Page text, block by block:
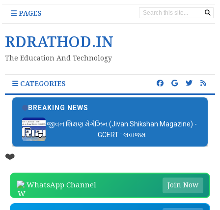
PAGES
RDRATHOD.IN
The Education And Technology
CATEGORIES
BREAKING NEWS
જીવન શિક્ષણ મેગેઝિન (Jivan Shikshan Magazine) -
GCERT : લવાજમ
❤️
WhatsApp Channel Join Now